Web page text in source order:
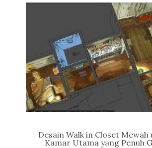
Desain Walk in Closet Mewah
Kamar Utama yang Penuh